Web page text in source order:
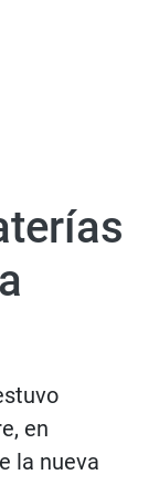
en
la nueva